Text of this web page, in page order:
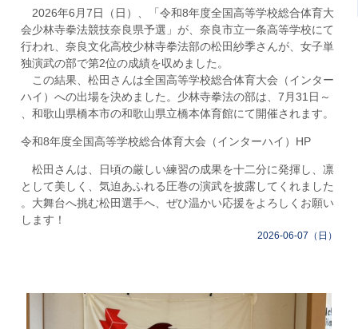
2026年6月7日（日）、「令和8年度全国高等学校総合体育大
会少林寺拳法競技奈良県予選」が、奈良市立一条高等学校にて
行われ、奈良文化高校少林寺拳法部の松田紗季さんが、女子単
独演武の部で第2位の成績を収めました。
この結果、松田さんは全国高等学校総合体育大会（インター
ハイ）への出場を決めました。少林寺拳法の部は、7月31日～
、和歌山県橋本市の和歌山県立橋本体育館にて開催されます。
令和8年度全国高等学校総合体育大会（インターハイ）HP
松田さんは、日頃の厳しい練習の成果を十二分に発揮し、凛
として美しく、気迫あふれる圧巻の演武を披露してくれました
。大舞台へ挑む松田選手へ、ぜひ温かい応援をよろしくお願い
します！ ⁡
2026-06-07（日）